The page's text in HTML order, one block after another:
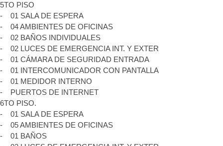
5TO PISO
- 01 SALA DE ESPERA
- 04 AMBIENTES DE OFICINAS
- 02 BAÑOS INDIVIDUALES
- 02 LUCES DE EMERGENCIA INT. Y EXTER
- 01 CÁMARA DE SEGURIDAD ENTRADA
- 01 INTERCOMUNICADOR CON PANTALLA
- 01 MEDIDOR INTERNO
- PUERTOS DE INTERNET
6TO PISO.
- 01 SALA DE ESPERA
- 05 AMBIENTES DE OFICINAS
- 01 BAÑOS